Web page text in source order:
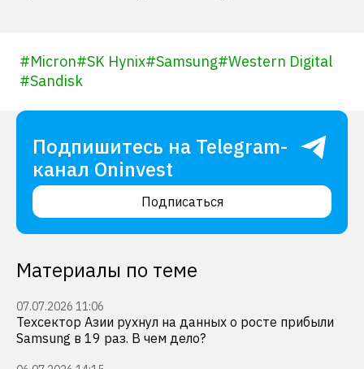
#Micron#SK Hynix#Samsung#Western Digital
#Sandisk
Подпишитесь на Telegram-
канал Oninvest
Подписаться
Материалы по теме
07.07.2026 11:06
Техсектор Азии рухнул на данных о росте прибыли
Samsung в 19 раз. В чем дело?